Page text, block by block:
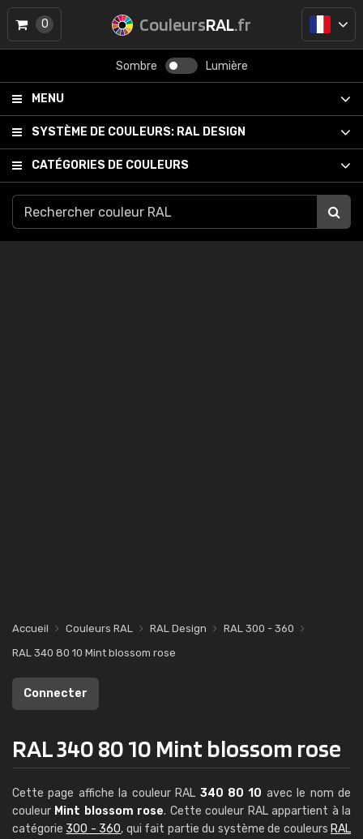
CouleursRAL.fr
Sombre Lumière
MENU
SYSTÈME DE COULEURS: RAL DESIGN
CATÉGORIES DE COULEURS
0
Accueil Couleurs RAL RAL Design
RAL 300 - 360
RAL 340 80 10 Mint blossom rose
Connecter
RAL 340 80 10 Mint blossom rose
Cette page affiche la couleur RAL 340 80 10 avec le nom de
couleur Mint blossom rose. Cette couleur RAL appartient à la
catégorie 300 - 360, qui fait partie du système de couleurs RAL